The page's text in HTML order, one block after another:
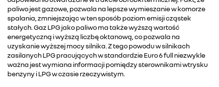
paliwo jest gazowe, pozwala na lepsze wymieszanie w komorze
spalania, zmniejszając w ten sposób poziom emisji cząstek
stałych. Gaz LPG jako paliwo ma także wyższą wartość
energetyczną i wyższą liczbę oktanową, co pozwala na
uzyskanie wyższej mocy silnika. Z tego powodu w silnikach
zasilanych LPG pracujących w standardzie Euro 6 full niezwykle
ważna jest wymiana informacji pomiędzy sterownikami wtrysku
benzyny i LPG w czasie rzeczywistym.